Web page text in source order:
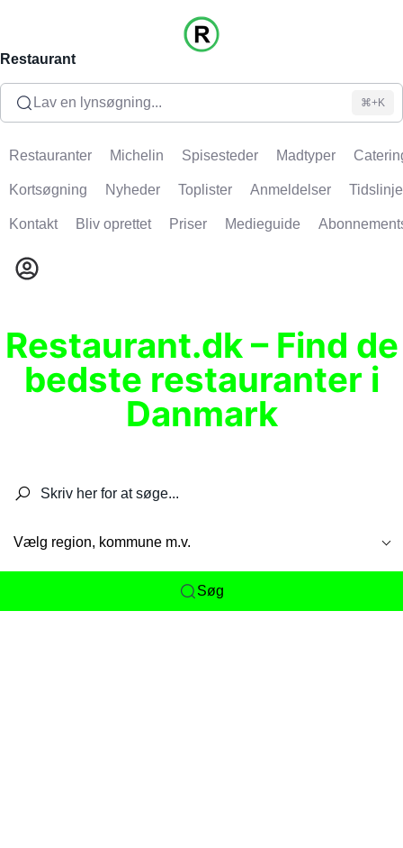
Restaurant
Lav en lynsøgning... ⌘+K
Restauranter Michelin Spisesteder Madtyper
Kortsøgning Nyheder Toplister Anmeldelser Tidslinje
Kontakt Bliv oprettet Priser Medieguide
Restaurant.dk – Find de
bedste restauranter i
Danmark
Vælg region, kommune m.v.
Søg